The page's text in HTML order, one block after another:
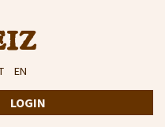
EN
LOGIN